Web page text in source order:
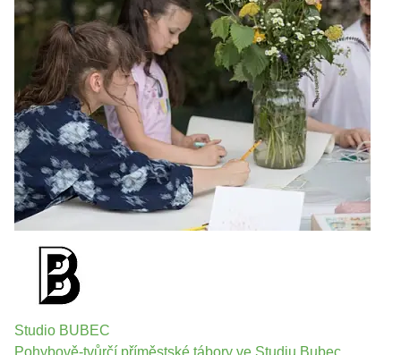
Studio BUBEC
Pohybově-tvůrčí příměstské tábory ve Studiu Bubec